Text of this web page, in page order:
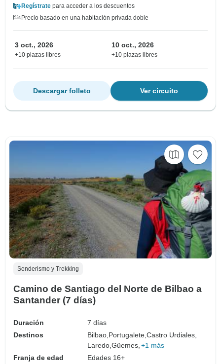
Regístrate para acceder a los descuentos
Precio basado en una habitación privada doble
3 oct., 2026
+10 plazas libres
10 oct., 2026
+10 plazas libres
Ver circuito
Descargar folleto
Senderismo y Trekking
Camino de Santiago del Norte de Bilbao a
Santander (7 días)
Duración
7 días
Destinos
Bilbao, Portugalete,Castro Urdiales,
Laredo,Güemes, +1 más
Franja de edad
Edades 16+